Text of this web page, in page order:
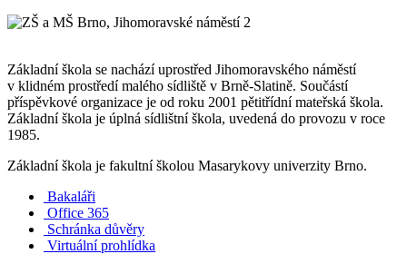
Základní škola se nachází uprostřed Jihomoravského náměstí
v klidném prostředí malého sídliště v Brně-Slatině. Součástí
příspěvkové organizace je od roku 2001 pětitřídní mateřská škola.
Základní škola je úplná sídlištní škola, uvedená do provozu v roce
1985.
Základní škola je fakultní školou Masarykovy univerzity Brno.
Bakaláři
Office 365
Schránka důvěry
Virtuální prohlídka